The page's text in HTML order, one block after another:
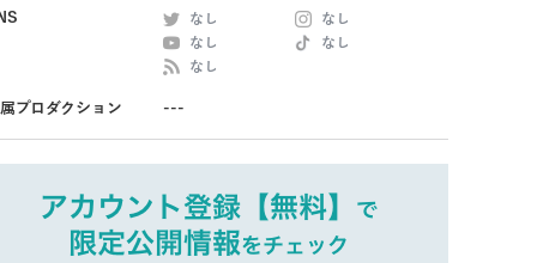
なし
なし
なし
なし
なし
プロダクション ---